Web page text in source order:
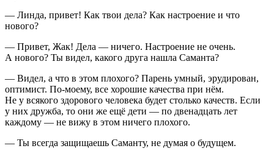
— Линда, привет! Как твои дела? Как настроение и что
нового?
— Привет, Жак! Дела — ничего. Настроение не очень.
А нового? Ты видел, какого друга нашла Саманта?
— Видел, а что в этом плохого? Парень умный, эрудирован,
оптимист. По-моему, все хорошие качества при нём.
Не у всякого здорового человека будет столько качеств. Если
у них дружба, то они же ещё дети — по двенадцать лет
каждому — не вижу в этом ничего плохого.
— Ты всегда защищаешь Саманту, не думая о будущем.